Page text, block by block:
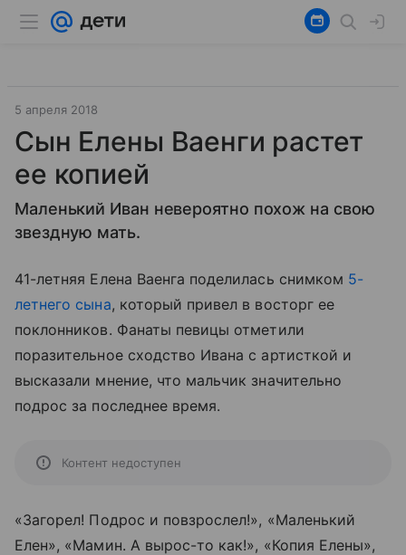
5 апреля 2018
Сын Елены Ваенги растет
ее копией
Маленький Иван невероятно похож на свою
звездную мать.
41-летняя Елена Ваенга поделилась снимком 5-
летнего сына, который привел в восторг ее
поклонников. Фанаты певицы отметили
поразительное сходство Ивана с артисткой и
высказали мнение, что мальчик значительно
подрос за последнее время.
Контент недоступен
«Загорел! Подрос и повзрослел!», «Маленький
Елен», «Мамин. А вырос-то как!», «Копия Елены»,